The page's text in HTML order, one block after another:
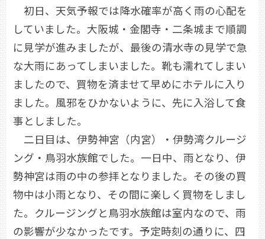
初日、天気予報では降水確率が高く雨の心配を
していました。大阪城・金閣寺・二条城まで順調
に見学が進みましたが、最後の清水寺の見学で急
な大雨にあってしまいました。靴も濡れてしまい
ましたので、買物を済ませて早めにホテルに入り
ました。風邪をひかないように、先に入浴して食
事としました。
二日目は、伊勢神宮（内宮）・伊勢湾クルージ
ング・鳥羽水族館でした。一日中、雨となり、伊
勢神宮は雨の中の参拝となりました。その後の買
物中は小雨となり、その間に楽しく買物をしまし
た。クルージングと鳥羽水族館は室内なので、雨
の影響が少なかったです。予定時刻の通りに、四